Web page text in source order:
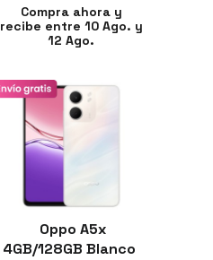
Compra ahora y
recibe entre 10 Ago. y
12 Ago.
Oppo A5x
4GB/128GB Blanco